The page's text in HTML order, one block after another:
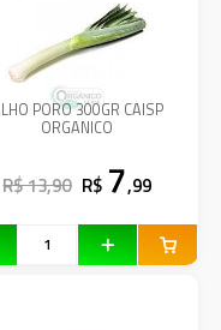
PORO 300GR CAISP
ORGANICO
R$ 13,90 R$ 7,99